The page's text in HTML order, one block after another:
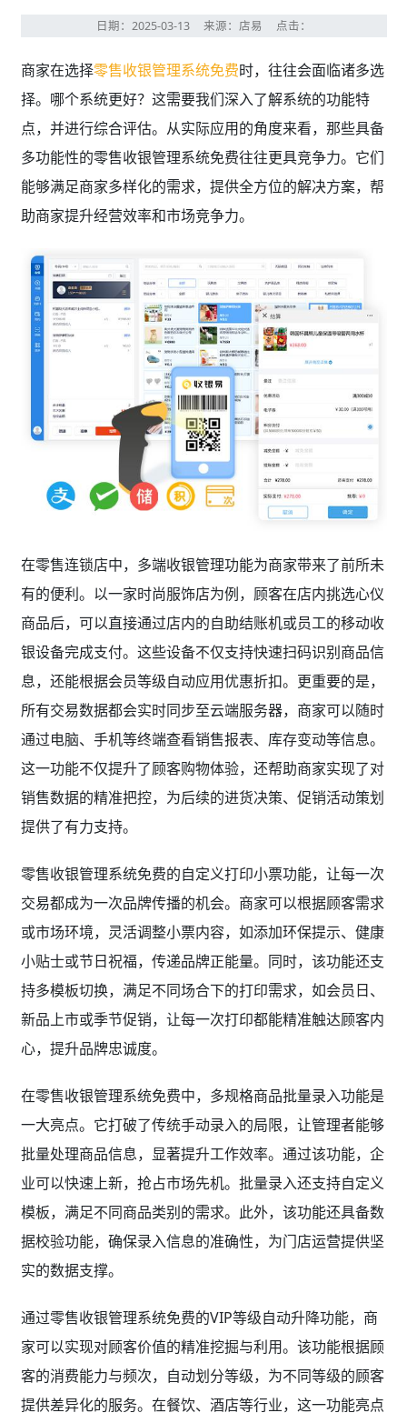
日期：2025-03-13 来源：店易 点击：
商家在选择零售收银管理系统免费时，往往会面临诸多选
择。哪个系统更好？这需要我们深入了解系统的功能特
点，并进行综合评估。从实际应用的角度来看，那些具备
多功能性的零售收银管理系统免费往往更具竞争力。它们
能够满足商家多样化的需求，提供全方位的解决方案，帮
助商家提升经营效率和市场竞争力。
在零售连锁店中，多端收银管理功能为商家带来了前所未
有的便利。以一家时尚服饰店为例，顾客在店内挑选心仪
商品后，可以直接通过店内的自助结账机或员工的移动收
银设备完成支付。这些设备不仅支持快速扫码识别商品信
息，还能根据会员等级自动应用优惠折扣。更重要的是，
所有交易数据都会实时同步至云端服务器，商家可以随时
通过电脑、手机等终端查看销售报表、库存变动等信息。
这一功能不仅提升了顾客购物体验，还帮助商家实现了对
销售数据的精准把控，为后续的进货决策、促销活动策划
提供了有力支持。
零售收银管理系统免费的自定义打印小票功能，让每一次
交易都成为一次品牌传播的机会。商家可以根据顾客需求
或市场环境，灵活调整小票内容，如添加环保提示、健康
小贴士或节日祝福，传递品牌正能量。同时，该功能还支
持多模板切换，满足不同场合下的打印需求，如会员日、
新品上市或季节促销，让每一次打印都能精准触达顾客内
心，提升品牌忠诚度。
在零售收银管理系统免费中，多规格商品批量录入功能是
一大亮点。它打破了传统手动录入的局限，让管理者能够
批量处理商品信息，显著提升工作效率。通过该功能，企
业可以快速上新，抢占市场先机。批量录入还支持自定义
模板，满足不同商品类别的需求。此外，该功能还具备数
据校验功能，确保录入信息的准确性，为门店运营提供坚
实的数据支撑。
通过零售收银管理系统免费的VIP等级自动升降功能，商
家可以实现对顾客价值的精准挖掘与利用。该功能根据顾
客的消费能力与频次，自动划分等级，为不同等级的顾客
提供差异化的服务。在餐饮、酒店等行业，这一功能亮点